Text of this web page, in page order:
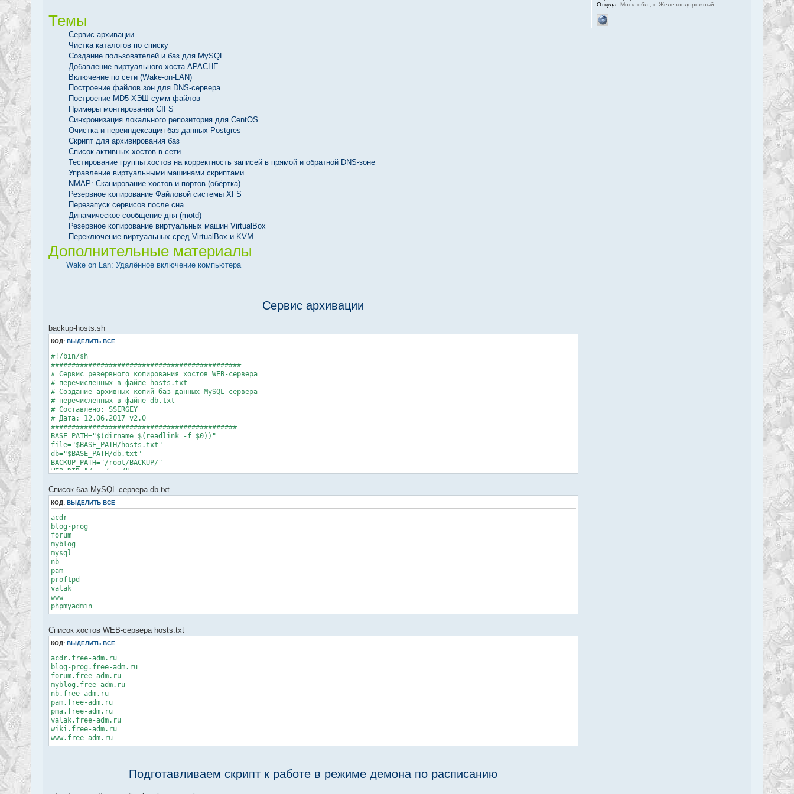
Темы
Сервис архивации
Чистка каталогов по списку
Создание пользователей и баз для MySQL
Добавление виртуального хоста APACHE
Включение по сети (Wake-on-LAN)
Построение файлов зон для DNS-сервера
Построение MD5-ХЭШ сумм файлов
Примеры монтирования CIFS
Синхронизация локального репозитория для CentOS
Очистка и переиндексация баз данных Postgres
Скрипт для архивирования баз
Список активных хостов в сети
Тестирование группы хостов на корректность записей в прямой и обратной DNS-зоне
Управление виртуальными машинами скриптами
NMAP: Сканирование хостов и портов (обёртка)
Резервное копирование Файловой системы XFS
Перезапуск сервисов после сна
Динамическое сообщение дня (motd)
Резервное копирование виртуальных машин VirtualBox
Переключение виртуальных сред VirtualBox и KVM
Дополнительные материалы
Wake on Lan: Удалённое включение компьютера
Сервис архивации
backup-hosts.sh
КОД: ВЫДЕЛИТЬ ВСЕ
#!/bin/sh
##############################################
# Сервис резервного копирования хостов WEB-сервера
# перечисленных в файле hosts.txt
# Создание архивных копий баз данных MySQL-сервера
# перечисленных в файле db.txt
# Составлено: SSERGEY
# Дата: 12.06.2017 v2.0
#############################################
BASE_PATH="$(dirname $(readlink -f $0))"
file="$BASE_PATH/hosts.txt"
db="$BASE_PATH/db.txt"
BACKUP_PATH="/root/BACKUP/"
WEB_DIR="/var/www/"
LOG="/var/log/backup-hosts.log"
# Максимальное сжатие архивных копий
if [ "$SHELL" == "/bin/bash" ]
then
export GZIP=-9
fi
echo "$(date) Создание архивных копий хостов WEB-сервера" >> $LOG
if ! [ -d $BACKUP_PATH$DATE ]
then
mkdir $BACKUP_PATH$DATE
else
echo "$(date) Каталог $BACKUP_PATH$DATE уже существует!" >> $LOG
fi
while read line
do
case $line in
[a-zA-Z]* )
if [ -d $line ]
then
backup=`date +%H-%M`".$line.tar.gz"
tar -zcf $BACKUP_PATH$DATE/$backup $line
if [ $? -eq 0 ];
then
echo "$(date) Создан архив $backup" >> $LOG
fi
else
Список баз MySQL сервера db.txt
КОД: ВЫДЕЛИТЬ ВСЕ
acdr
blog-prog
forum
myblog
mysql
nb
pam
proftpd
valak
www
phpmyadmin
Список хостов WEB-сервера hosts.txt
КОД: ВЫДЕЛИТЬ ВСЕ
acdr.free-adm.ru
blog-prog.free-adm.ru
forum.free-adm.ru
myblog.free-adm.ru
nb.free-adm.ru
pam.free-adm.ru
pma.free-adm.ru
valak.free-adm.ru
wiki.free-adm.ru
www.free-adm.ru
Подготавливаем скрипт к работе в режиме демона по расписанию
Откуда: Моск. обл., г. Железнодорожный